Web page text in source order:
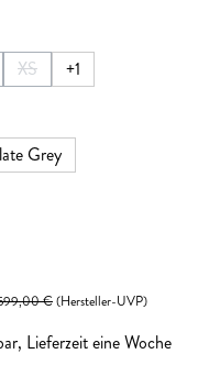
ist!Hinweis:
Ankündigung geändert
Option ist zurzeit nicht
XS
(Diese Option ist zurzeit nicht
+1
ist zurzeit nicht verfügbar.)
Grey
Preis:
€(Hersteller-UVP)
Lieferzeit eine Woche